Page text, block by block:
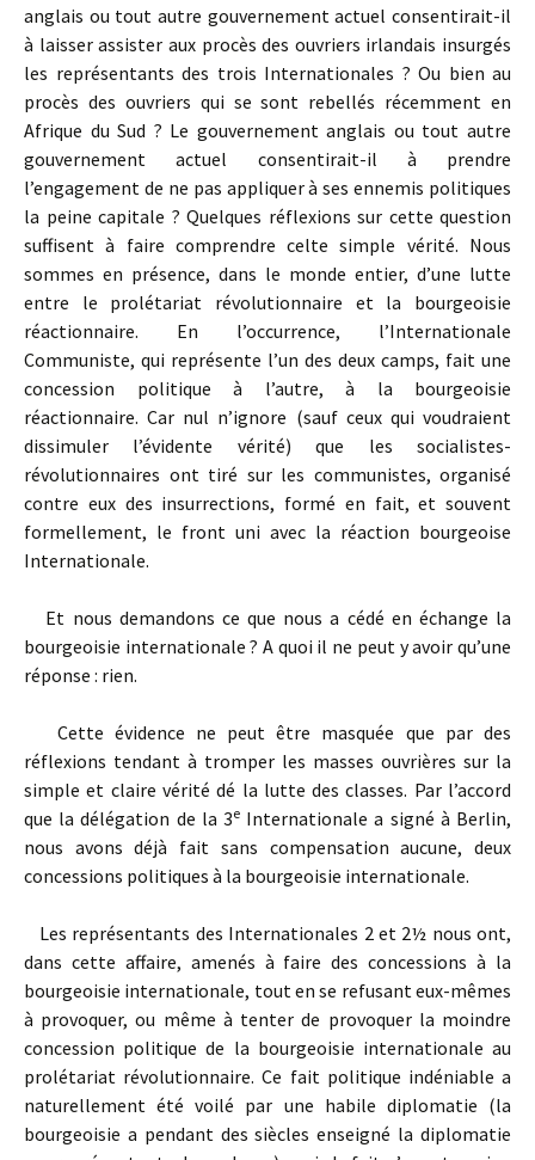
anglais ou tout autre gouvernement actuel consentirait-il
à laisser assister aux procès des ouvriers irlandais insurgés
les représentants des trois Internationales ? Ou bien au
procès des ouvriers qui se sont rebellés récemment en
Afrique du Sud ? Le gouvernement anglais ou tout autre
gouvernement actuel consentirait-il à prendre
l’engagement de ne pas appliquer à ses ennemis politiques
la peine capitale ? Quelques réflexions sur cette question
suffisent à faire comprendre celte simple vérité. Nous
sommes en présence, dans le monde entier, d’une lutte
entre le prolétariat révolutionnaire et la bourgeoisie
réactionnaire. En l’occurrence, l’Internationale
Communiste, qui représente l’un des deux camps, fait une
concession politique à l’autre, à la bourgeoisie
réactionnaire. Car nul n’ignore (sauf ceux qui voudraient
dissimuler l’évidente vérité) que les socialistes-
révolutionnaires ont tiré sur les communistes, organisé
contre eux des insurrections, formé en fait, et souvent
formellement, le front uni avec la réaction bourgeoise
Internationale.
Et nous demandons ce que nous a cédé en échange la
bourgeoisie internationale ? A quoi il ne peut y avoir qu’une
réponse : rien.
Cette évidence ne peut être masquée que par des
réflexions tendant à tromper les masses ouvrières sur la
simple et claire vérité dé la lutte des classes. Par l’accord
que la délégation de la 3e Internationale a signé à Berlin,
nous avons déjà fait sans compensation aucune, deux
concessions politiques à la bourgeoisie internationale.
Les représentants des Internationales 2 et 2½ nous ont,
dans cette affaire, amenés à faire des concessions à la
bourgeoisie internationale, tout en se refusant eux-mêmes
à provoquer, ou même à tenter de provoquer la moindre
concession politique de la bourgeoisie internationale au
prolétariat révolutionnaire. Ce fait politique indéniable a
naturellement été voilé par une habile diplomatie (la
bourgeoisie a pendant des siècles enseigné la diplomatie